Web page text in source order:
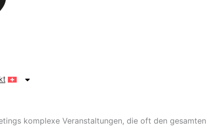
komplexe Veranstaltungen, die oft den gesamten